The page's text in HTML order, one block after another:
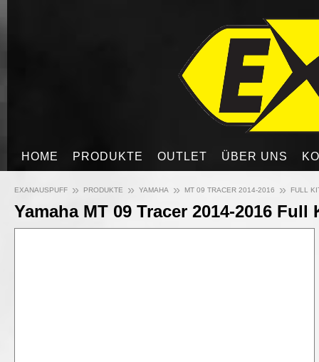
HOME PRODUKTE OUTLET ÜBER UNS
EXANAUSPUFF » PRODUKTE » YAMAHA » MT 09 TRACER 2014-2016 » FULL
Yamaha MT 09 Tracer 2014-2016